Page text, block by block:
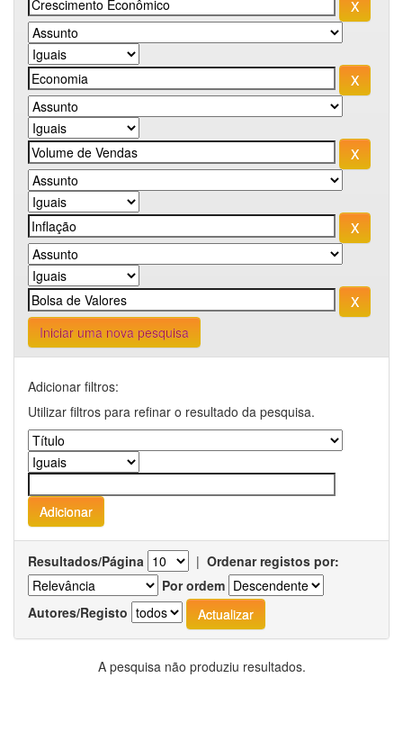
Iniciar uma nova pesquisa
Adicionar filtros:
Utilizar filtros para refinar o resultado da pesquisa.
Resultados/Página | Ordenar registos por:
Por ordem
Autores/Registo
A pesquisa não produziu resultados.